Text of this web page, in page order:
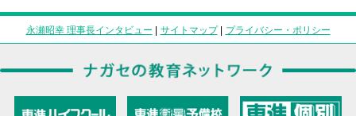
永瀬昭幸 理事長インタビュー | サイトマップ| プライバシー・ポリシー